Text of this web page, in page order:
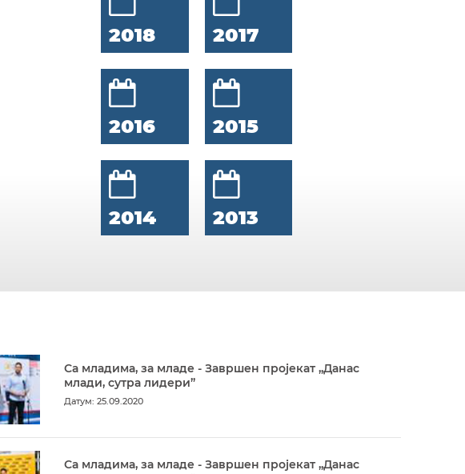
2018 2017
2016 2015
2014 2013
Са младима, за младе - Завршен пројекат „Данас
млади, сутра лидери”
Датум: 25.09.2020
Са младима, за младе - Завршен пројекат „Данас